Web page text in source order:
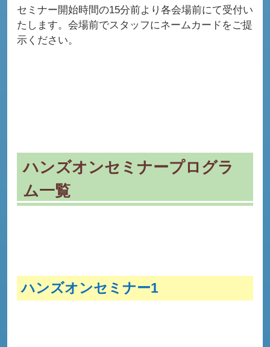
セミナー開始時間の15分前より各会場前にて受付い
たします。会場前でスタッフにネームカードをご提
示ください。
ハンズオンセミナープログラ
ム一覧
ハンズオンセミナー1